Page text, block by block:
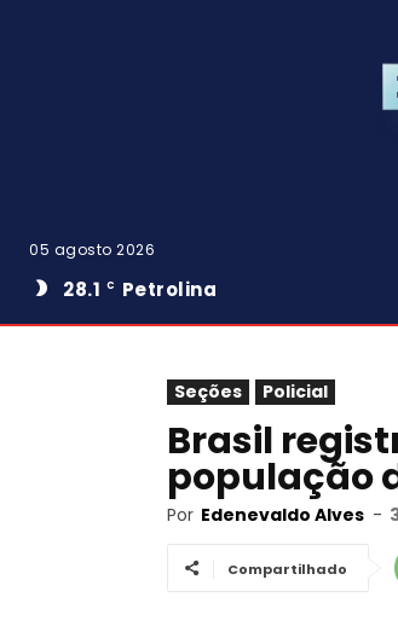
05 agosto 2026
28.1 C Petrolina
Seções Policial
Brasil
população
Por Edenevaldo Alves -
Compartilhado